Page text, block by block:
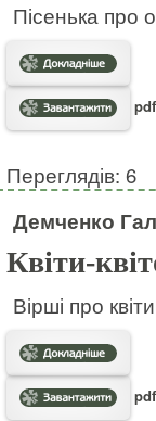
Пісенька про
Переглядів: 6
Демченко
Квіти-
Вірші про